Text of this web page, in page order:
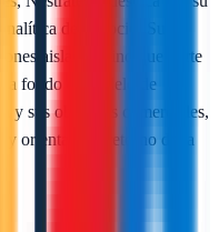
de negocio. Su
aisladas, sino que parte
a fondo el modelo de
y sus objetivos comerciales,
y orientada al retorno de la